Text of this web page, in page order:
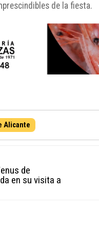
de la fiesta.
Alicante
de
en su visita a